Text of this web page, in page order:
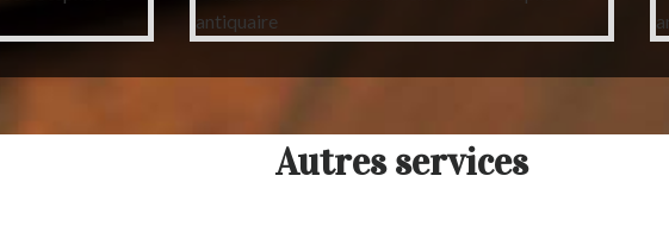
Autres services